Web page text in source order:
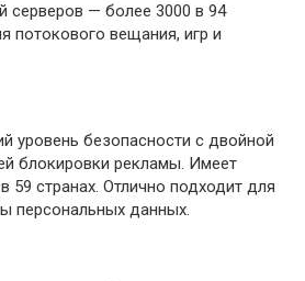
серверов — более 3000 в 94
потокового вещания, игр и
уровень безопасности с двойной
блокировки рекламы. Имеет
59 странах. Отлично подходит для
персональных данных.